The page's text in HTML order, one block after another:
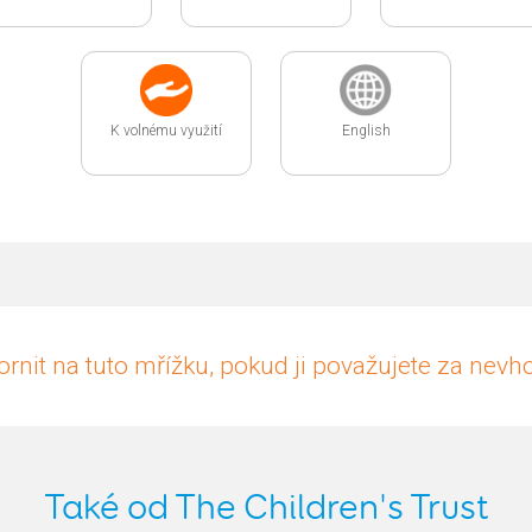
K volnému využití English
na tuto mřížku, pokud ji považujete za
Také od The Children's Trust